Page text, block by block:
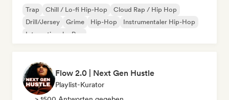
Trap Chill / Lo-fi Hip-Hop
Cloud Rap / Hip Hop
Drill/Jersey
Grime Hip-Hop
Instrumentaler Hip-Hop
Internationaler Rap
Flow 2.0 | Next Gen Hustle
Playlist-Kurator